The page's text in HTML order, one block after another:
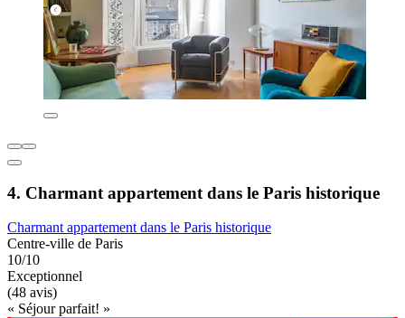
4. Charmant appartement dans le Paris historique
Charmant appartement dans le Paris historique
Centre-ville de Paris
10/10
Exceptionnel
(48 avis)
« Séjour parfait! »